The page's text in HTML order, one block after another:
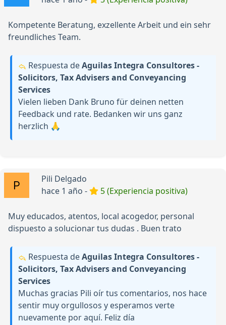
Kompetente Beratung, exzellente Arbeit und ein sehr
freundliches Team.
Respuesta deAguilas Integra Consultores -
Solicitors, Tax Advisers and Conveyancing
Services
Vielen lieben Dank Bruno für deinen netten
Feedback und rate. Bedanken wir uns ganz
herzlich 🙏
Pili Delgado
hace 1 año -
5 (Experiencia positiva)
Muy educados, atentos, local acogedor, personal
dispuesto a solucionar tus dudas . Buen trato
Respuesta deAguilas Integra Consultores -
Solicitors, Tax Advisers and Conveyancing
Services
Muchas gracias Pili oír tus comentarios, nos hace
sentir muy orgullosos y esperamos verte
nuevamente por aquí. Feliz día